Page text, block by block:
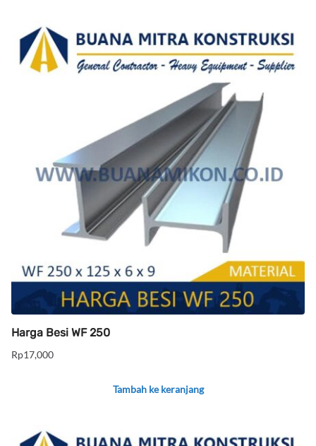
Harga Besi WF 250
Rp17,000
Tambah ke keranjang